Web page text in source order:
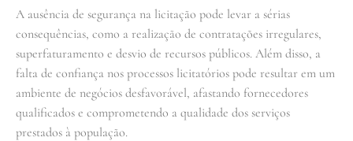
A ausência de segurança na licitação pode levar a sérias
consequências, como a realização de contratações irregulares,
superfaturamento e desvio de recursos públicos. Além disso, a
falta de confiança nos processos licitatórios pode resultar em um
ambiente de negócios desfavorável, afastando fornecedores
qualificados e comprometendo a qualidade dos serviços
prestados à população.